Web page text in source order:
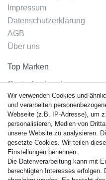
Impressum
Datenschutzerklärung
AGB
Über uns
Top Marken
Casio Armband
Festina Armband
Citizen Armband
M. Lacroix Armband
J. Lemans Armband
Uhrenarmbänder - Alle
Sicherheit
Wir verwenden Cookies und
und verarbeiten
Webseite (z.B. IP-Adresse), um
personalisieren, Medien von
unsere Website zu analysieren.
gesetzte Cookies. Wir teilen
Einstellungen benennen.
Die Datenverarbeitung kann mit
berechtigten Interesses erfolgen.